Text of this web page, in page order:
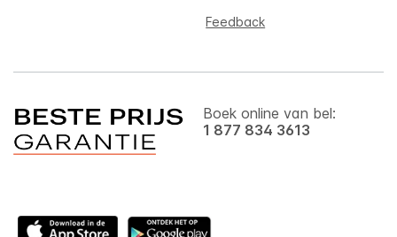
Feedback
Boek online van bel:
1 877 834 3613